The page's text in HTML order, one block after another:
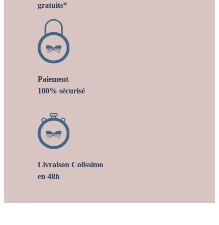
gratuits*
Paiement
100% sécurisé
Livraison Colissimo
en 48h